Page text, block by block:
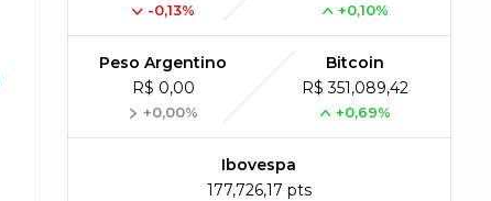
-0,13% +0,10%
Peso Argentino
R$ 0,00
+0,00%
Bitcoin
R$ 351,089,42
+0,69%
Ibovespa
177,726,17 pts